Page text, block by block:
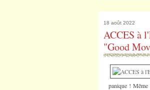
18 août 2022
ACCES à
"Good
panique !